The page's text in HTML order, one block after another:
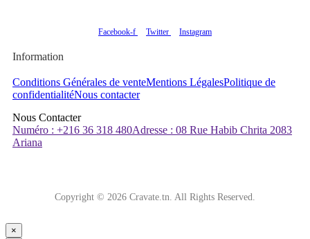
Facebook-f Twitter Instagram
Information
Conditions Générales de venteMentions LégalesPolitique de
confidentialitéNous contacter
Nous Contacter
Numéro : +216 36 318 480Adresse : 08 Rue Habib Chrita 2083
Ariana
Copyright © 2026 Cravate.tn. All Rights Reserved.
×